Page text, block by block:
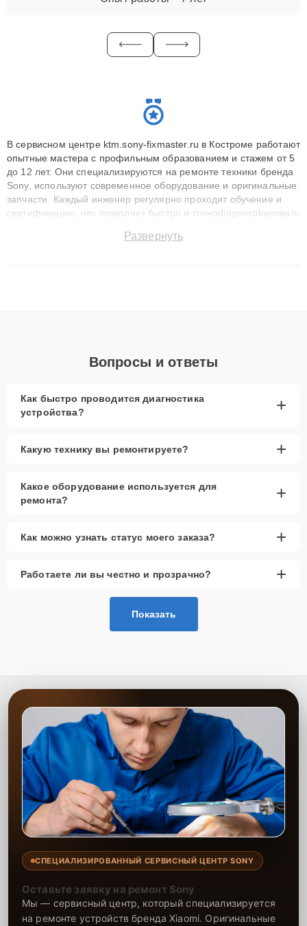
В сервисном центре ktm.sony-fixmaster.ru в Костроме работают
опытные мастера с профильным образованием и стажем от 5
до 12 лет. Они специализируются на ремонте техники бренда
Sony, используют современное оборудование и оригинальные
запчасти. Каждый инженер регулярно проходит обучение и
сертификацию, что позволяет быстро и точноdiagnostikировать
до 3 лет. Наши мастера решают сложные случаи: от замены
Развернуть
Вопросы и ответы
Как быстро проводится диагностика
устройства?
+
Какую технику вы ремонтируете? +
Какое оборудование используется для
ремонта?
+
Как можно узнать статус моего заказа? +
Работаете ли вы честно и прозрачно? +
Показать
СПЕЦИАЛИЗИРОВАННЫЙ СЕРВИСНЫЙ ЦЕНТР SONY
Оставьте заявку на ремонт Sony
Мы — сервисный центр, который специализируется
на ремонте устройств бренда Xiaomi. Оригинальные